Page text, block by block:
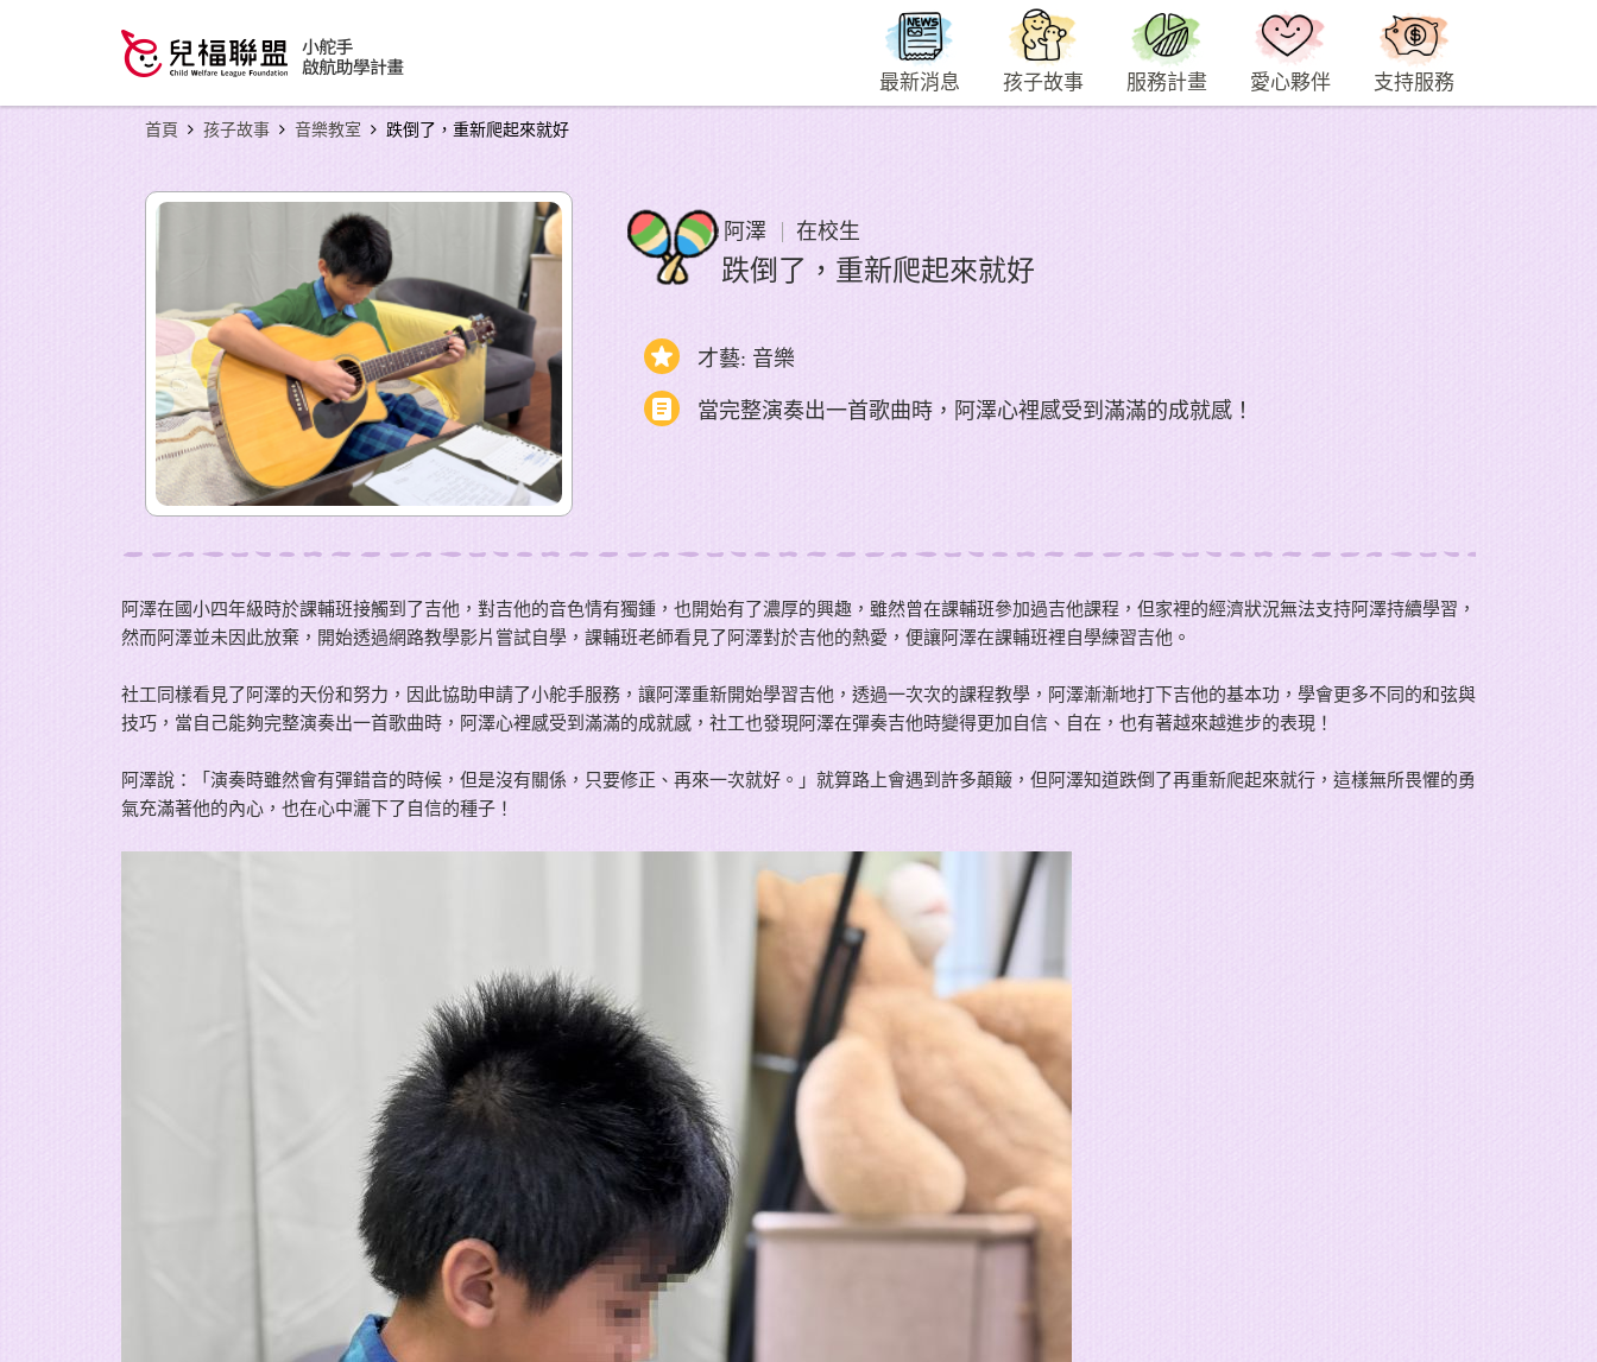
最新消息 孩子故事 服務計畫 愛心夥伴 支持服務
首頁 孩子故事 音樂教室 跌倒了，重新爬起來就好
阿澤 在校生
跌倒了，重新爬起來就好
才藝: 音樂
當完整演奏出一首歌曲時，阿澤心裡感受到滿滿的成就感！
阿澤在國小四年級時於課輔班接觸到了吉他，對吉他的音色情有獨鍾，也開始有了濃厚的興趣，雖然曾在課輔班參加過吉他課程，但家裡的經濟狀況無法支持阿澤持續學習，
然而阿澤並未因此放棄，開始透過網路教學影片嘗試自學，課輔班老師看見了阿澤對於吉他的熱愛，便讓阿澤在課輔班裡自學練習吉他。
社工同樣看見了阿澤的天份和努力，因此協助申請了小舵手服務，讓阿澤重新開始學習吉他，透過一次次的課程教學，阿澤漸漸地打下吉他的基本功，學會更多不同的和弦與
技巧，當自己能夠完整演奏出一首歌曲時，阿澤心裡感受到滿滿的成就感，社工也發現阿澤在彈奏吉他時變得更加自信、自在，也有著越來越進步的表現！
阿澤說：「演奏時雖然會有彈錯音的時候，但是沒有關係，只要修正、再來一次就好。」就算路上會遇到許多顛簸，但阿澤知道跌倒了再重新爬起來就行，這樣無所畏懼的勇
氣充滿著他的內心，也在心中灑下了自信的種子！